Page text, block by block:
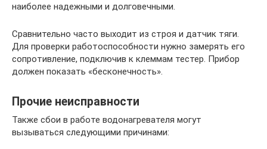
наиболее надежными и долговечными.
Сравнительно часто выходит из строя и датчик тяги.
Для проверки работоспособности нужно замерять его
сопротивление, подключив к клеммам тестер. Прибор
должен показать «бесконечность».
Прочие неисправности
Также сбои в работе водонагревателя могут
вызываться следующими причинами: